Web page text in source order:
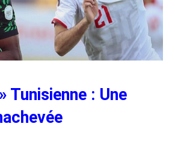
Tunisienne : Une